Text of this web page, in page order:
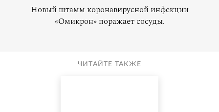
Новый штамм коронавирусной инфекции
«Омикрон» поражает сосуды.
ЧИТАЙТЕ ТАКЖЕ